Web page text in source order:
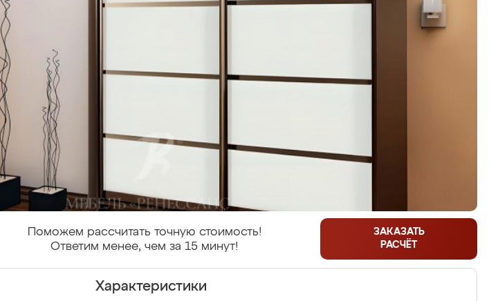
Поможем рассчитать точную стоимость!
Ответим менее, чем за 15 минут!
ЗАКАЗАТЬ
РАСЧЁТ
Характеристики